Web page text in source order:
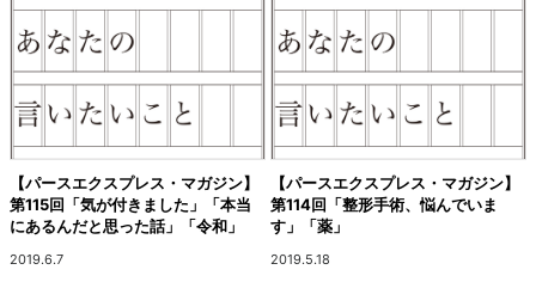
【パースエクスプレス・マガジン】
第115回「気が付きました」「本当
にあるんだと思った話」「令和」
2019.6.7
【パースエクスプレス・マガジン】
第114回「整形手術、悩んでいま
す」「薬」
2019.5.18